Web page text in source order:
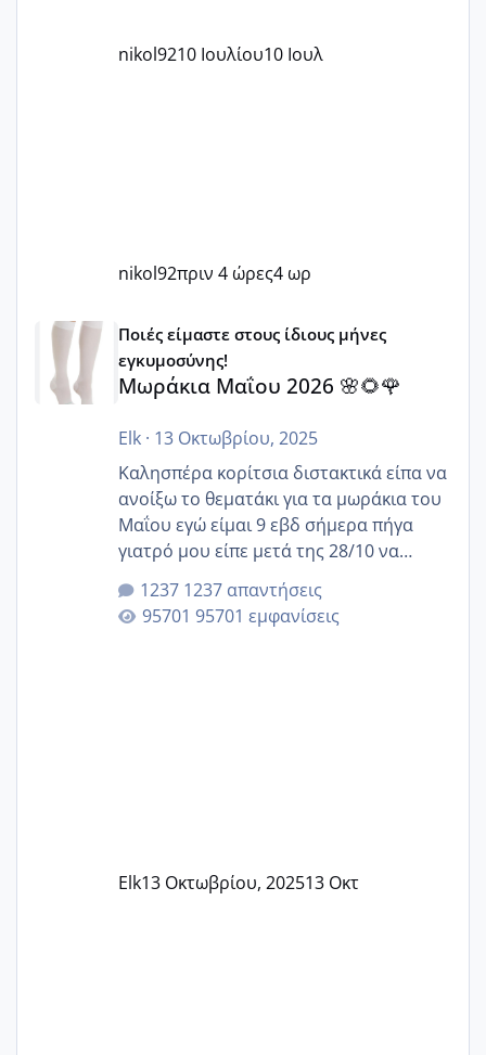
nikol9210 Ιουλίου10 Ιουλ
nikol92πριν 4 ώρες4 ωρ
Μωράκια Μαΐου 2026 🌸🌻🌹
Ποιές είμαστε στους ίδιους μήνες
εγκυμοσύνης!
Μωράκια Μαΐου 2026 🌸🌻🌹
Elk· 13 Οκτωβρίου, 2025
Καλησπέρα κορίτσια διστακτικά είπα να
ανοίξω το θεματάκι για τα μωράκια του
Μαΐου εγώ είμαι 9 εβδ σήμερα πήγα
γιατρό μου είπε μετά της 28/10 να
κλείσω ραντεβού για την αυχενική είναι
καμιά άλλη κοπέλα να γεννάει Μάιο ;;
1237 απαντήσεις
95701 εμφανίσεις
Elk13 Οκτωβρίου, 202513 Οκτ